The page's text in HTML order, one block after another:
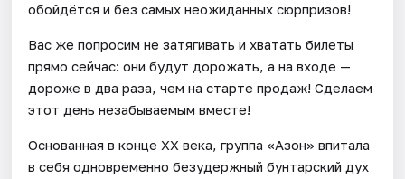
обойдётся и без самых неожиданных сюрпризов!
Вас же попросим не затягивать и хватать билеты
прямо сейчас: они будут дорожать, а на входе —
дороже в два раза, чем на старте продаж! Сделаем
этот день незабываемым вместе!
Основанная в конце XX века, группа «Азон» впитала
в себя одновременно безудержный бунтарский дух